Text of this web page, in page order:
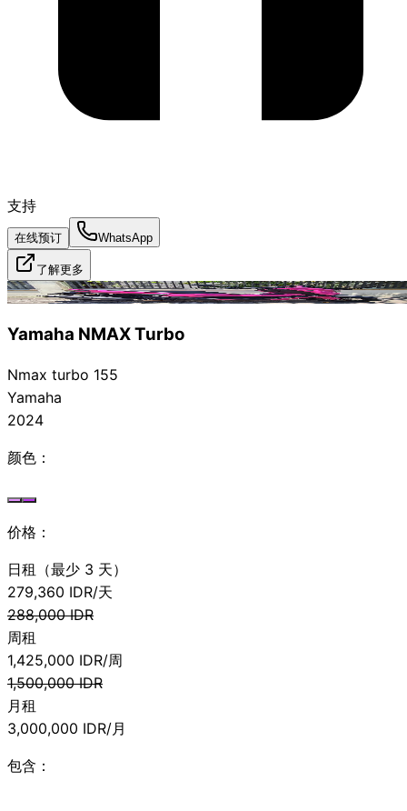
支持
在线预订 WhatsApp
了解更多
已出租
Yamaha NMAX Turbo
Nmax turbo 155
Yamaha
2024
颜色：
价格：
日租（最少 3 天）
279,360 IDR/天
288,000 IDR
周租
1,425,000 IDR/周
1,500,000 IDR
月租
3,000,000 IDR/月
包含：